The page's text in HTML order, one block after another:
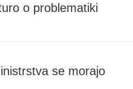
o problematiki
se morajo